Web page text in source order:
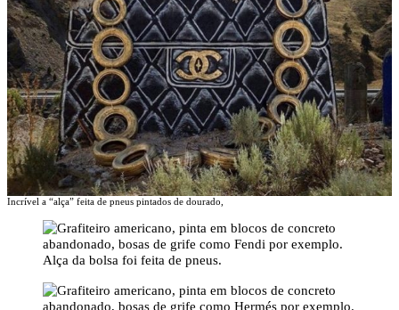
Incrível a “alça” feita de pneus pintados de dourado,